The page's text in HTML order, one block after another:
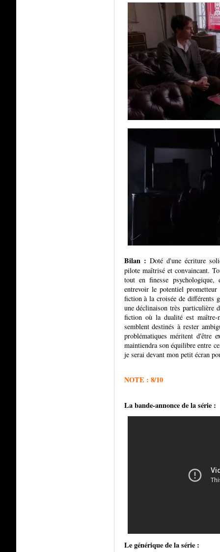
Bilan : Doté d'une écriture
pilote maîtrisé et convaincant.
tout en finesse
entrevoir le potentiel
fiction à la croisée de différents
une déclinaison très particulière
fiction où la dualité est maître-
semblent destinés à rester
problématiques méritent d'être
maintiendra son équilibre entre
je serai devant mon petit écran
NOTE : 8/10
La bande-annonce de la série :
Le générique de la série :